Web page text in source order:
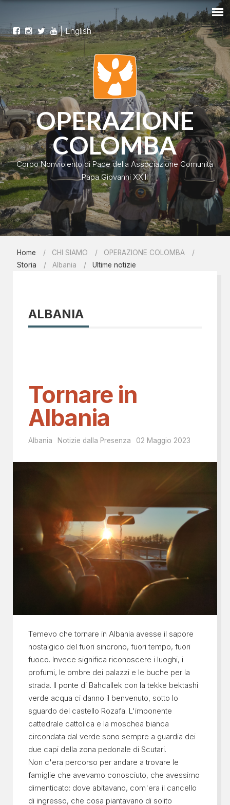
|English
OPERAZIONE
COLOMBA
Corpo Nonviolento di Pace della Associazione Comunità
Papa Giovanni XXIII
Home CHI SIAMO
OPERAZIONE COLOMBA
Storia
Albania Ultime notizie
ALBANIA
Tornare in
Albania
Albania Notizie dalla Presenza 02 Maggio 2023
Temevo che tornare in Albania avesse il sapore
nostalgico del fuori sincrono, fuori tempo, fuori
fuoco. Invece significa riconoscere i luoghi, i
profumi, le ombre dei palazzi e le buche per la
strada. Il ponte di Bahcallek con la tekke bektashi
verde acqua ci danno il benvenuto, sotto lo
sguardo del castello Rozafa. L'imponente
cattedrale cattolica e la moschea bianca
circondata dal verde sono sempre a guardia dei
due capi della zona pedonale di Scutari.
Non c'era percorso per andare a trovare le
famiglie che avevamo conosciuto, che avessimo
dimenticato: dove abitavano, com'era il cancello
di ingresso, che cosa piantavano di solito